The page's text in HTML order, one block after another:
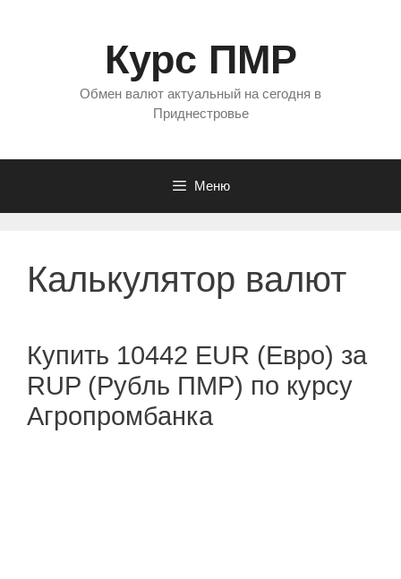
Курс ПМР
Обмен валют актуальный на сегодня в
Приднестровье
Меню
Калькулятор валют
Купить 10442 EUR (Евро) за
RUP (Рубль ПМР) по курсу
Агропромбанка